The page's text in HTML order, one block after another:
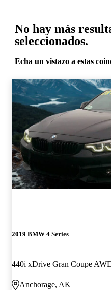
No hay más
seleccionados.
Echa un vistazo a estas
2019 BMW 4 Series
440i xDrive Gran Coupe
Anchorage, AK